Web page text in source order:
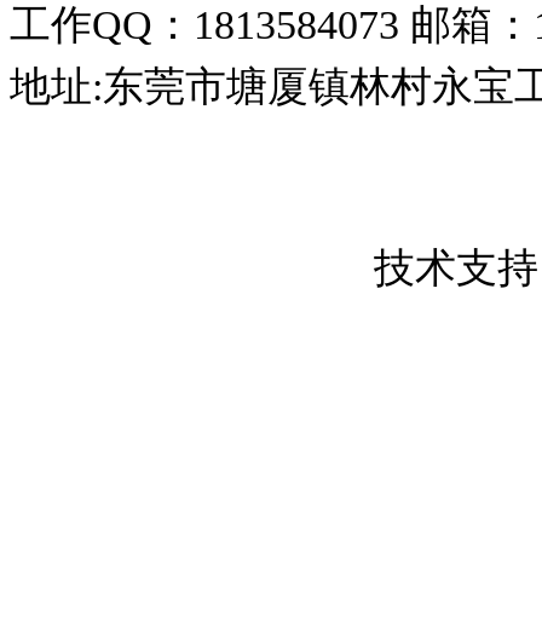
工作QQ：1813584073 邮箱：
地址:东莞市塘厦镇林村永宝
技术支